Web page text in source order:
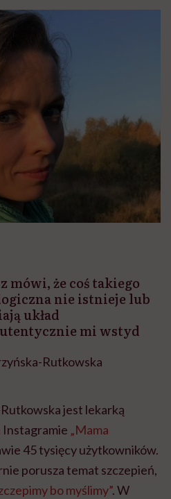
mówi, że coś takiego
nie istnieje lub
układ
mi wstyd
Rutkowska
jest lekarką
„Mama
45 tysięcy użytkowników.
porusza temat szczepień,
bo myślimy”. W